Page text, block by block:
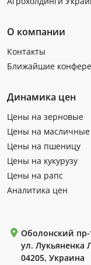
О компании
Контакты
Ближайшие
Динамика цен
Цены на зерновые
Цены на масличные
Цены на пшеницу
Цены на кукурузу
Цены на рапс
Аналитика цен
Оболонский пр-
ул. Лукьяненка
04205, Украина